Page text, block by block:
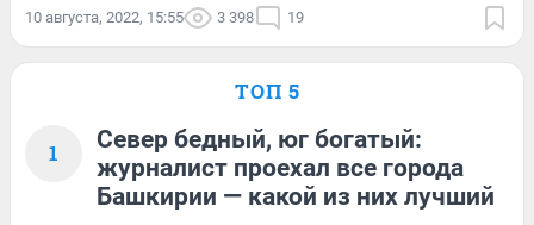
10 августа, 2022, 15:55 3 398 19
ТОП 5
1
Север бедный, юг богатый:
журналист проехал все города
Башкирии — какой из них лучший